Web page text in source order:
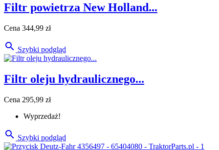
Filtr powietrza New Holland...
Cena 344,99 zł
 Szybki podgląd
Filtr oleju hydraulicznego...
Cena 295,99 zł
Wyprzedaż!
 Szybki podgląd